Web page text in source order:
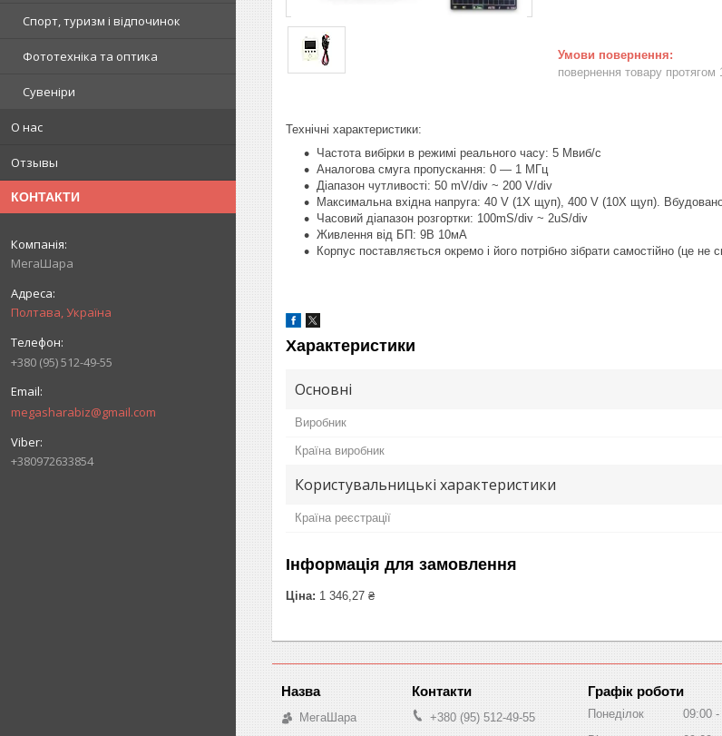
Спорт, туризм і відпочинок
Фототехніка та оптика
Сувеніри
О нас
Отзывы
КОНТАКТИ
МегаШара
Полтава, Україна
+380 (95) 512-49-55
megasharabiz@gmail.com
+380972633854
повернення товару протягом
Технічні характеристики:
Частота вибірки в режимі реального часу: 5 Мвиб/с
Аналогова смуга пропускання: 0 — 1 МГц
Діапазон чутливості: 50 mV/div ~ 200 V/div
Максимальна вхідна напруга: 40 V (1X щуп), 400 V (10X щуп).
Часовий діапазон розгортки: 100mS/div ~ 2uS/div
Живлення від БП: 9В 10мА
Корпус поставляється окремо і його потрібно зібрати самостійно (це не
Характеристики
Основні
Виробник
Країна виробник
Користувальницькі характеристики
Країна реєстрації
Інформація для замовлення
Ціна: 1 346,27 ₴
МегаШара +380 (95) 512-49-55
Графік роботи
Понеділок 09:00